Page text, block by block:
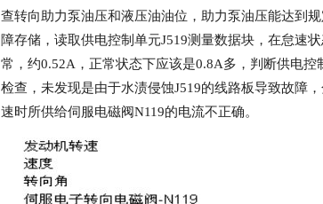
查转向助力泵油压和液压油油位，助力泵油压能达到
障存储，读取供电控制单元J519测量数据块，在怠速
常，约0.52A，正常状态下应该是0.8A多，判断供电控
检查，未发现是由于水渍侵蚀J519的线路板导致故障
速时所供给伺服电磁阀N119的电流不正确。